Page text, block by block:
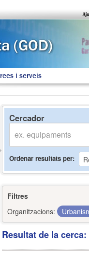
i serveis
Cercador
Ordenar resultats per
Filtres
Organitzacions:
Resultat de la